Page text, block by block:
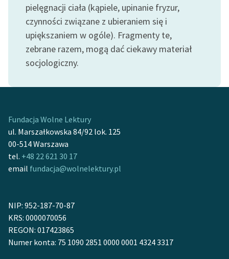
pielęgnacji ciała (kąpiele, upinanie fryzur,
czynności związane z ubieraniem się i
upiększaniem w ogóle). Fragmenty te,
zebrane razem, mogą dać ciekawy materiał
socjologiczny.
Fundacja Wolne Lektury
ul. Marszałkowska 84/92 lok. 125
00-514 Warszawa
tel. +48 22 621 30 17
email fundacja@wolnelektury.pl
NIP: 952-187-70-87
KRS: 0000070056
REGON: 017423865
Numer konta: 75 1090 2851 0000 0001 4324 3317